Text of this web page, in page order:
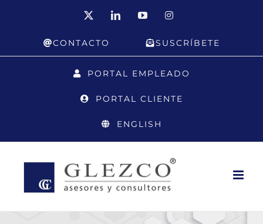
LinkedInYouTubeInstagram
CONTACTO SUSCRÍBETE
PORTAL EMPLEADO
PORTAL CLIENTE
ENGLISH